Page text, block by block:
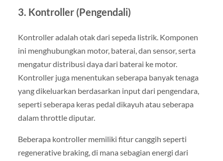
3. Kontroller (Pengendali)
Kontroller adalah otak dari sepeda listrik. Komponen
ini menghubungkan motor, baterai, dan sensor, serta
mengatur distribusi daya dari baterai ke motor.
Kontroller juga menentukan seberapa banyak tenaga
yang dikeluarkan berdasarkan input dari pengendara,
seperti seberapa keras pedal dikayuh atau seberapa
dalam throttle diputar.
Beberapa kontroller memiliki fitur canggih seperti
regenerative braking, di mana sebagian energi dari